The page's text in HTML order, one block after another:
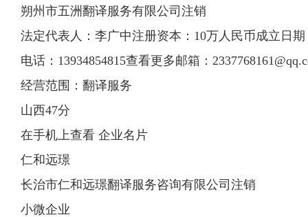
朔州市五洲翻译服务有限公司注销
法定代表人：李广中注册资本：10万人民币成立日期
电话：13934854815查看更多邮箱：
经营范围：翻译服务
山西47分
在手机上查看 企业名片
仁和远璟
长治市仁和远璟翻译服务咨询有限公司注销
小微企业